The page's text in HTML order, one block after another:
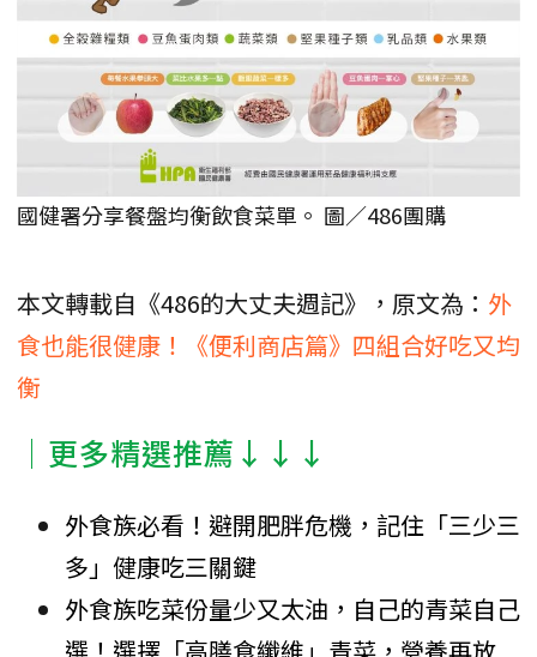
國健署分享餐盤均衡飲食菜單。 圖／486團購
本文轉載自《486的大丈夫週記》，原文為： 外
食也能很健康！《便利商店篇》四組合好吃又均
衡
│更多精選推薦↓↓↓
外食族必看！避開肥胖危機，記住「三少三
多」健康吃三關鍵
外食族吃菜份量少又太油，自己的青菜自己
選！選擇「高膳食纖維」青菜，營養再放